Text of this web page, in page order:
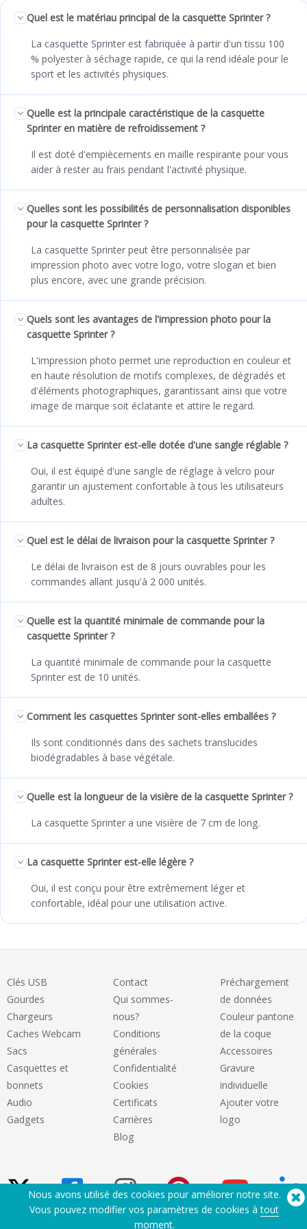
Quel est le matériau principal de la casquette Sprinter ?
La casquette Sprinter est fabriquée à partir d'un tissu 100
% polyester à séchage rapide, ce qui la rend idéale pour le
sport et les activités physiques.
Quelle est la principale caractéristique de la casquette
Sprinter en matière de refroidissement ?
Il est doté d'empiècements en maille respirante pour vous
aider à rester au frais pendant l'activité physique.
Quelles sont les possibilités de personnalisation disponibles
pour la casquette Sprinter ?
La casquette Sprinter peut être personnalisée par
impression photo avec votre logo, votre slogan et bien
plus encore, avec une grande précision.
Quels sont les avantages de l'impression photo pour la
casquette Sprinter ?
L'impression photo permet une reproduction en couleur et
en haute résolution de motifs complexes, de dégradés et
d'éléments photographiques, garantissant ainsi que votre
image de marque soit éclatante et attire le regard.
La casquette Sprinter est-elle dotée d'une sangle réglable ?
Oui, il est équipé d'une sangle de réglage à velcro pour
garantir un ajustement confortable à tous les utilisateurs
adultes.
Quel est le délai de livraison pour la casquette Sprinter ?
Le délai de livraison est de 8 jours ouvrables pour les
commandes allant jusqu'à 2 000 unités.
Quelle est la quantité minimale de commande pour la
casquette Sprinter ?
La quantité minimale de commande pour la casquette
Sprinter est de 10 unités.
Comment les casquettes Sprinter sont-elles emballées ?
Ils sont conditionnés dans des sachets translucides
biodégradables à base végétale.
Quelle est la longueur de la visière de la casquette Sprinter ?
La casquette Sprinter a une visière de 7 cm de long.
La casquette Sprinter est-elle légère ?
Oui, il est conçu pour être extrêmement léger et
confortable, idéal pour une utilisation active.
Clés USB
Gourdes
Chargeurs
Caches Webcam
Sacs
Casquettes et
bonnets
Audio
Gadgets
Contact
Qui sommes-
nous?
Conditions
générales
Confidentialité
Cookies
Certificats
Carrières
Blog
Préchargement
de données
Couleur pantone
de la coque
Accessoires
Gravure
individuelle
Ajouter votre
logo
Nous avons utilisé des cookies pour améliorer notre site.
Vous pouvez modifier vos paramètres de cookies àtout
moment.